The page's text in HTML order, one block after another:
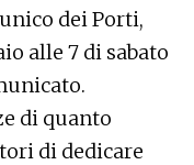
dei Porti,
alle 7 di sabato
di quanto
di dedicare